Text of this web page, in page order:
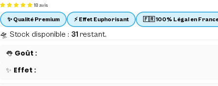
18 avis
🛸 Stock disponible : 31 restant.
👅 Goût :
✨ Effet :